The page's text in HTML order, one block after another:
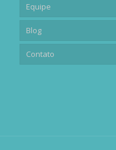
Equipe
Blog
Contato